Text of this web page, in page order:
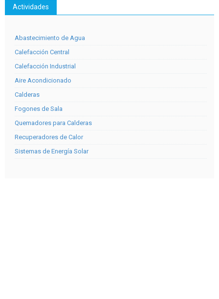
Actividades
Abastecimiento de Agua
Calefacción Central
Calefacción Industrial
Aire Acondicionado
Calderas
Fogones de Sala
Quemadores para Calderas
Recuperadores de Calor
Sistemas de Energía Solar